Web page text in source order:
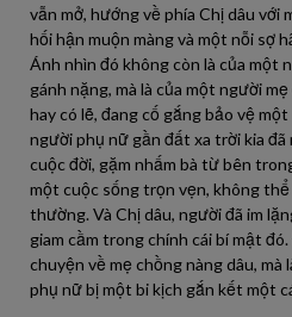
vẫn mở, hướng về phía Chị dâu với
hối hận muộn màng và một nỗi sợ
Ánh nhìn đó không còn là của một
gánh nặng, mà là của một người
hay có lẽ, đang cố gắng bảo vệ
người phụ nữ gần đất xa trời kia
cuộc đời, gặm nhấm bà từ bên
một cuộc sống trọn vẹn, không
thường. Và Chị dâu, người đã im
giam cầm trong chính cái bí mật
chuyện về mẹ chồng nàng dâu, mà
phụ nữ bị một bi kịch gắn kết một